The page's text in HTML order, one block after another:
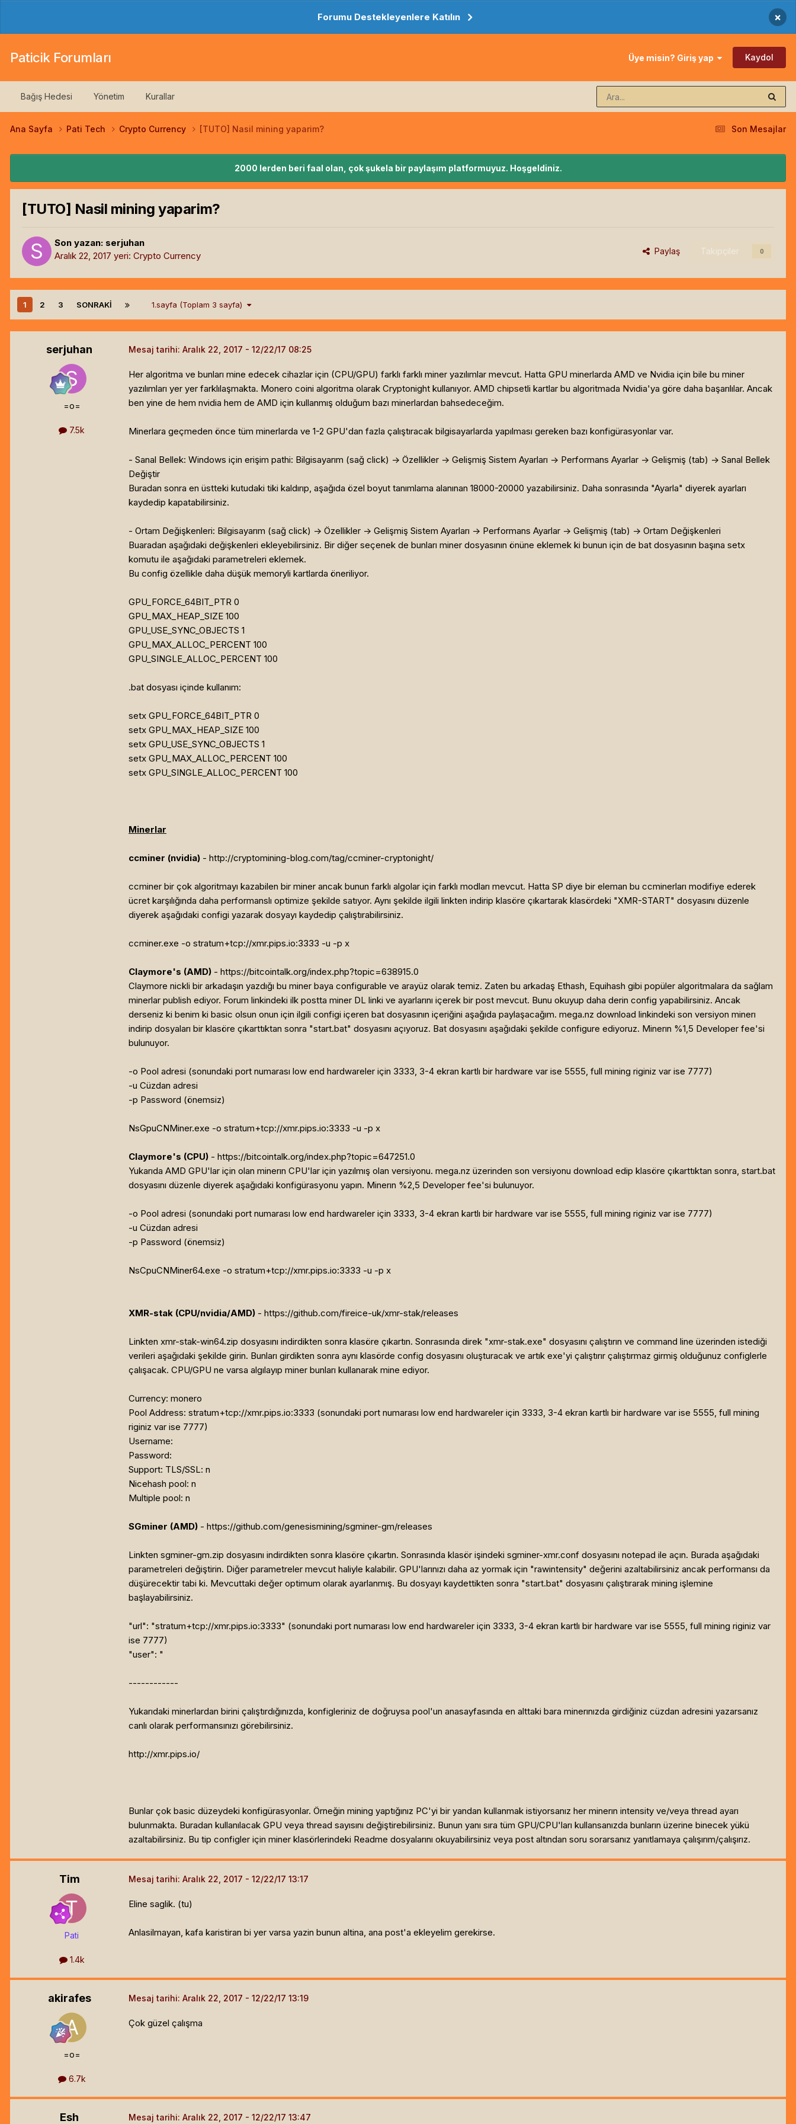
Forumu Destekleyenlere Katılın ×
Paticik Forumları Üye misin? Giriş yap Kaydol
Bağış Hedesi Yönetim Kurallar
Son Mesajlar
Ana Sayfa Pati Tech Crypto Currency [TUTO] Nasil mining yaparim?
2000 lerden beri faal olan, çok şukela bir paylaşım platformuyuz. Hoşgeldiniz.
[TUTO] Nasil mining yaparim?
Son yazan: serjuhan
Aralık 22, 2017 yeri: Crypto Currency Paylaş Takipçiler 0
1 2 3 SONRAKI 1.sayfa (Toplam 3 sayfa)
serjuhan
=o=
7.5k
Mesaj tarihi: Aralık 22, 2017
Her algoritma ve bunları mine edecek cihazlar için (CPU/GPU) farklı farklı miner yazılımlar mevcut. Hatta GPU minerlarda AMD ve Nvidia için bile bu miner
yazılımları yer yer farklılaşmakta. Monero coini algoritma olarak Cryptonight kullanıyor. AMD chipsetli kartlar bu algoritmada Nvidia'ya göre daha başarılılar. Ancak
ben yine de hem nvidia hem de AMD için kullanmış olduğum bazı minerlardan bahsedeceğim.
Minerlara geçmeden önce tüm minerlarda ve 1-2 GPU'dan fazla çalıştıracak bilgisayarlarda yapılması gereken bazı konfigürasyonlar var.
- Sanal Bellek: Windows için erişim pathi: Bilgisayarım (sağ click) -> Özellikler -> Gelişmiş Sistem Ayarları -> Performans Ayarlar -> Gelişmiş (tab) -> Sanal Bellek
Değiştir
Buradan sonra en üstteki kutudaki tiki kaldırıp, aşağıda özel boyut tanımlama alanınan 18000-20000 yazabilirsiniz. Daha sonrasında "Ayarla" diyerek ayarları
kaydedip kapatabilirsiniz.
- Ortam Değişkenleri: Bilgisayarım (sağ click) -> Özellikler -> Gelişmiş Sistem Ayarları -> Performans Ayarlar -> Gelişmiş (tab) -> Ortam Değişkenleri
Buaradan aşağıdaki değişkenleri ekleyebilirsiniz. Bir diğer seçenek de bunları miner dosyasının önüne eklemek ki bunun için de bat dosyasının başına setx
komutu ile aşağıdaki parametreleri eklemek.
Bu config özellikle daha düşük memoryli kartlarda öneriliyor.
GPU_FORCE_64BIT_PTR 0
GPU_MAX_HEAP_SIZE 100
GPU_USE_SYNC_OBJECTS 1
GPU_MAX_ALLOC_PERCENT 100
GPU_SINGLE_ALLOC_PERCENT 100
.bat dosyası içinde kullanım:
setx GPU_FORCE_64BIT_PTR 0
setx GPU_MAX_HEAP_SIZE 100
setx GPU_USE_SYNC_OBJECTS 1
setx GPU_MAX_ALLOC_PERCENT 100
setx GPU_SINGLE_ALLOC_PERCENT 100
Minerlar
ccminer (nvidia) - http://cryptomining-blog.com/tag/ccminer-cryptonight/
ccminer bir çok algoritmayı kazabilen bir miner ancak bunun farklı algolar için farklı modları mevcut. Hatta SP diye bir eleman bu ccminerları modifiye ederek
ücret karşılığında daha performanslı optimize şekilde satıyor. Aynı şekilde ilgili linkten indirip klasöre çıkartarak klasördeki "XMR-START" dosyasını düzenle
diyerek aşağıdaki configi yazarak dosyayı kaydedip çalıştırabilirsiniz.
ccminer.exe -o stratum+tcp://xmr.pips.io:3333 -u -p x
Claymore's (AMD) - https://bitcointalk.org/index.php?topic=638915.0
Claymore nickli bir arkadaşın yazdığı bu miner baya configurable ve arayüz olarak temiz. Zaten bu arkadaş Ethash, Equihash gibi popüler algoritmalara da sağlam
minerlar publish ediyor. Forum linkindeki ilk postta miner DL linki ve ayarlarını içerek bir post mevcut. Bunu okuyup daha derin config yapabilirsiniz. Ancak
derseniz ki benim ki basic olsun onun için ilgili configi içeren bat dosyasının içeriğini aşağıda paylaşacağım. mega.nz download linkindeki son versiyon minerı
indirip dosyaları bir klasöre çıkarttıktan sonra "start.bat" dosyasını açıyoruz. Bat dosyasını aşağıdaki şekilde configure ediyoruz. Minerın %1,5 Developer fee'si
bulunuyor.
-o Pool adresi (sonundaki port numarası low end hardwareler için 3333, 3-4 ekran kartlı bir hardware var ise 5555, full mining riginiz var ise 7777)
-u Cüzdan adresi
-p Password (önemsiz)
NsGpuCNMiner.exe -o stratum+tcp://xmr.pips.io:3333 -u -p x
Claymore's (CPU) - https://bitcointalk.org/index.php?topic=647251.0
Yukarıda AMD GPU'lar için olan minerın CPU'lar için yazılmış olan versiyonu. mega.nz üzerinden son versiyonu download edip klasöre çıkarttıktan sonra, start.bat
dosyasını düzenle diyerek aşağıdaki konfigürasyonu yapın. Minerın %2,5 Developer fee'si bulunuyor.
-o Pool adresi (sonundaki port numarası low end hardwareler için 3333, 3-4 ekran kartlı bir hardware var ise 5555, full mining riginiz var ise 7777)
-u Cüzdan adresi
-p Password (önemsiz)
NsCpuCNMiner64.exe -o stratum+tcp://xmr.pips.io:3333 -u -p x
XMR-stak (CPU/nvidia/AMD) - https://github.com/fireice-uk/xmr-stak/releases
Linkten xmr-stak-win64.zip dosyasını indirdikten sonra klasöre çıkartın. Sonrasında direk "xmr-stak.exe" dosyasını çalıştırın ve command line üzerinden istediği
verileri aşağıdaki şekilde girin. Bunları girdikten sonra aynı klasörde config dosyasını oluşturacak ve artık exe'yi çalıştırır çalıştırmaz girmiş olduğunuz configlerle
çalışacak. CPU/GPU ne varsa algılayıp miner bunları kullanarak mine ediyor.
Currency: monero
Pool Address: stratum+tcp://xmr.pips.io:3333 (sonundaki port numarası low end hardwareler için 3333, 3-4 ekran kartlı bir hardware var ise 5555, full mining
riginiz var ise 7777)
Username:
Password:
Support: TLS/SSL: n
Nicehash pool: n
Multiple pool: n
SGminer (AMD) - https://github.com/genesismining/sgminer-gm/releases
Linkten sgminer-gm.zip dosyasını indirdikten sonra klasöre çıkartın. Sonrasında klasör işindeki sgminer-xmr.conf dosyasını notepad ile açın. Burada aşağıdaki
parametreleri değiştirin. Diğer parametreler mevcut haliyle kalabilir. GPU'larınızı daha az yormak için "rawintensity" değerini azaltabilirsiniz ancak performansı da
düşürecektir tabi ki. Mevcuttaki değer optimum olarak ayarlanmış. Bu dosyayı kaydettikten sonra "start.bat" dosyasını çalıştırarak mining işlemine
başlayabilirsiniz.
"url": "stratum+tcp://xmr.pips.io:3333" (sonundaki port numarası low end hardwareler için 3333, 3-4 ekran kartlı bir hardware var ise 5555, full mining riginiz var
ise 7777)
"user": "
------------
Yukarıdaki minerlardan birini çalıştırdığınızda, konfigleriniz de doğruysa pool'un anasayfasında en alttaki bara minerınızda girdiğiniz cüzdan adresini yazarsanız
canlı olarak performansınızı görebilirsiniz.
http://xmr.pips.io/
Bunlar çok basic düzeydeki konfigürasyonlar. Örneğin mining yaptığınız PC'yi bir yandan kullanmak istiyorsanız her minerın intensity ve/veya thread ayarı
bulunmakta. Buradan kullanılacak GPU veya thread sayısını değiştirebilirsiniz. Bunun yanı sıra tüm GPU/CPU'ları kullansanızda bunların üzerine binecek yükü
azaltabilirsiniz. Bu tip configler için miner klasörlerindeki Readme dosyalarını okuyabilirsiniz veya post altından soru sorarsanız yanıtlamaya çalışırım/çalışırız.
Tim
Pati
1.4k
Mesaj tarihi: Aralık 22, 2017
Eline saglik. (tu)
Anlasilmayan, kafa karistiran bi yer varsa yazin bunun altina, ana post'a ekleyelim gerekirse.
akirafes
=o=
6.7k
Mesaj tarihi: Aralık 22, 2017
Çok güzel çalışma
Esh Mesaj tarihi: Aralık 22, 2017